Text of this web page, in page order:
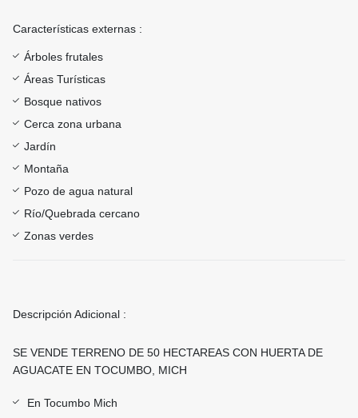
Características externas :
Árboles frutales
Áreas Turísticas
Bosque nativos
Cerca zona urbana
Jardín
Montaña
Pozo de agua natural
Río/Quebrada cercano
Zonas verdes
Descripción Adicional :
SE VENDE TERRENO DE 50 HECTAREAS CON HUERTA DE
AGUACATE EN TOCUMBO, MICH
En Tocumbo Mich